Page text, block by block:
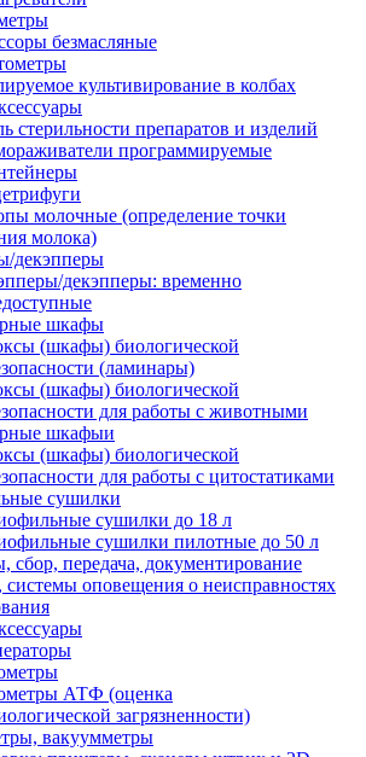
безмасляные
культивирование в колбах
стерильности препаратов и изделий
программируемые
молочные (определение точки
молока)
декэпперы
декэпперы: временно
шкафы
(шкафы) биологической
(ламинары)
(шкафы) биологической
для работы с животными
шкафыи
(шкафы) биологической
для работы с цитостатиками
сушилки
сушилки до 18 л
сушилки пилотные до 50 л
сбор, передача, документирование
системы оповещения о неисправностях
АТФ (оценка
загрязненности)
вакуумметры